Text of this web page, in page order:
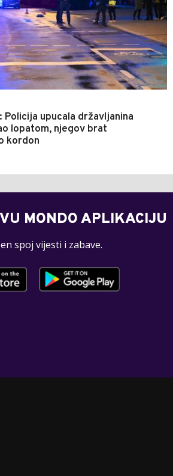
Policija upucala državljanina
lopatom, njegov brat
kordon
MONDO APLIKACIJU
spoj vijesti i zabave.